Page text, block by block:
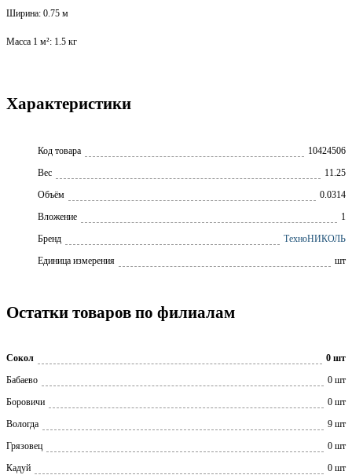
Ширина: 0.75 м
Масса 1 м²: 1.5 кг
Характеристики
Код товара
10424506
Вес
11.25
Объём
0.0314
Вложение
1
Бренд
ТехноНИКОЛЬ
Единица измерения
шт
Остатки товаров по филиалам
Сокол
0 шт
Бабаево
0 шт
Боровичи
0 шт
Вологда
9 шт
Грязовец
0 шт
Кадуй
0 шт